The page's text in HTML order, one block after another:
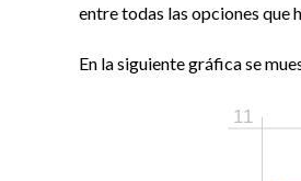
entre todas las opciones que
En la siguiente gráfica se
11